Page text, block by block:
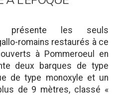
présente les seuls
romains restaurés à ce
à Pommeroeul en
deux barques de type
de type monoxyle et un
de 9 mètres, classé «